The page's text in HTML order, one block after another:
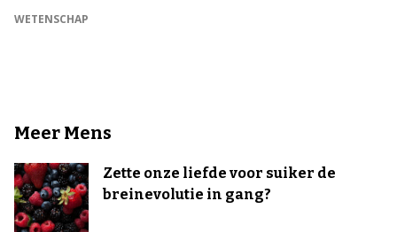
WETENSCHAP
Meer Mens
Zette onze liefde voor suiker de
breinevolutie in gang?